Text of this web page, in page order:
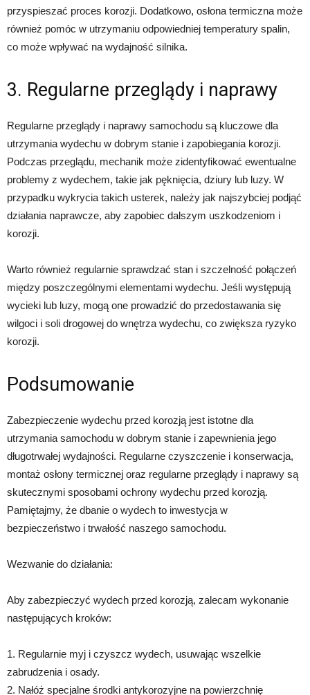
przyspieszać proces korozji. Dodatkowo, osłona termiczna może
również pomóc w utrzymaniu odpowiedniej temperatury spalin,
co może wpływać na wydajność silnika.
3. Regularne przeglądy i naprawy
Regularne przeglądy i naprawy samochodu są kluczowe dla
utrzymania wydechu w dobrym stanie i zapobiegania korozji.
Podczas przeglądu, mechanik może zidentyfikować ewentualne
problemy z wydechem, takie jak pęknięcia, dziury lub luzy. W
przypadku wykrycia takich usterek, należy jak najszybciej podjąć
działania naprawcze, aby zapobiec dalszym uszkodzeniom i
korozji.
Warto również regularnie sprawdzać stan i szczelność połączeń
między poszczególnymi elementami wydechu. Jeśli występują
wycieki lub luzy, mogą one prowadzić do przedostawania się
wilgoci i soli drogowej do wnętrza wydechu, co zwiększa ryzyko
korozji.
Podsumowanie
Zabezpieczenie wydechu przed korozją jest istotne dla
utrzymania samochodu w dobrym stanie i zapewnienia jego
długotrwałej wydajności. Regularne czyszczenie i konserwacja,
montaż osłony termicznej oraz regularne przeglądy i naprawy są
skutecznymi sposobami ochrony wydechu przed korozją.
Pamiętajmy, że dbanie o wydech to inwestycja w
bezpieczeństwo i trwałość naszego samochodu.
Wezwanie do działania:
Aby zabezpieczyć wydech przed korozją, zalecam wykonanie
następujących kroków:
1. Regularnie myj i czyszcz wydech, usuwając wszelkie
zabrudzenia i osady.
2. Nałóż specjalne środki antykorozyjne na powierzchnię